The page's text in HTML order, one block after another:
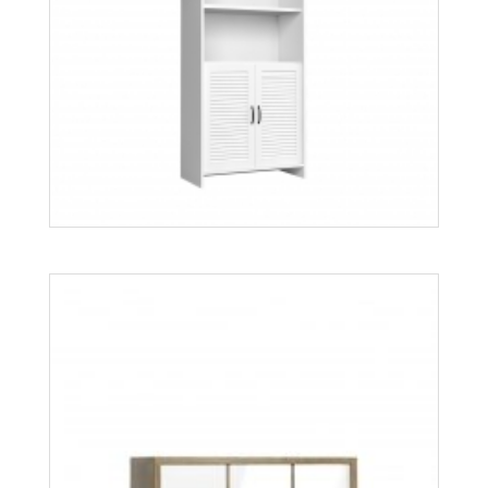
Orient W2DS
Więcej